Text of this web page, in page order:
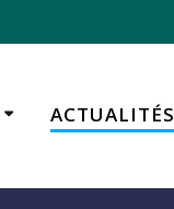
ACTUALITÉS